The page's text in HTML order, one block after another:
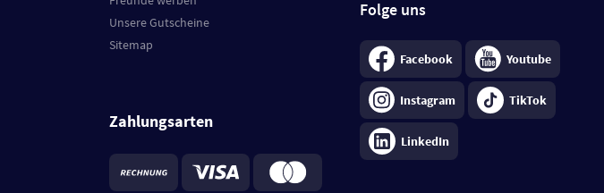
Unsere Gutscheine
Sitemap
Zahlungsarten
Folge uns
Facebook Youtube
Instagram TikTok
LinkedIn